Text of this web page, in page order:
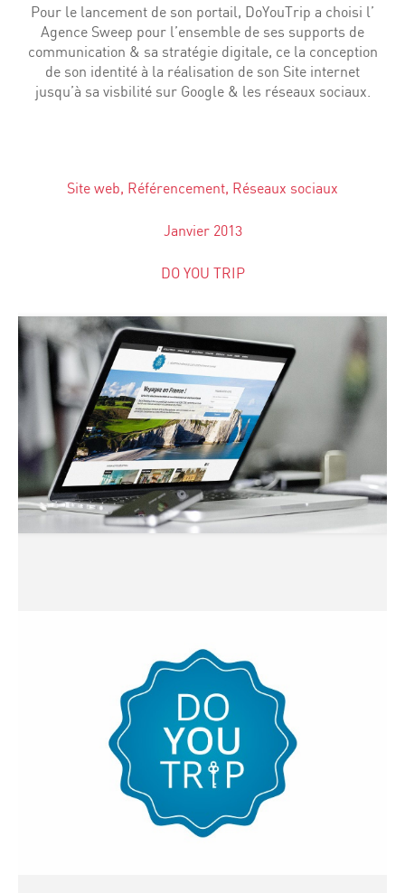
Pour le lancement de son portail, DoYouTrip a choisi l’
Agence Sweep pour l’ensemble de ses supports de
communication & sa stratégie digitale, ce la conception
de son identité à la réalisation de son Site internet
jusqu’à sa visbilité sur Google & les réseaux sociaux.
Site web, Référencement, Réseaux sociaux
Janvier 2013
DO YOU TRIP